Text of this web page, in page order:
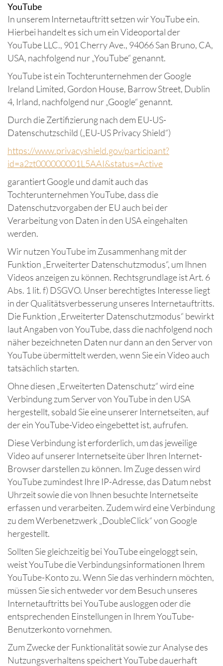
YouTube
In unserem Internetauftritt setzen wir YouTube ein.
Hierbei handelt es sich um ein Videoportal der
YouTube LLC., 901 Cherry Ave., 94066 San Bruno, CA,
USA, nachfolgend nur „YouTube“ genannt.
YouTube ist ein Tochterunternehmen der Google
Ireland Limited, Gordon House, Barrow Street, Dublin
4, Irland, nachfolgend nur „Google“ genannt.
Durch die Zertifizierung nach dem EU-US-
Datenschutzschild („EU-US Privacy Shield“)
https://www.privacyshield.gov/participant?
id=a2zt000000001L5AAI&status=Active
garantiert Google und damit auch das
Tochterunternehmen YouTube, dass die
Datenschutzvorgaben der EU auch bei der
Verarbeitung von Daten in den USA eingehalten
werden.
Wir nutzen YouTube im Zusammenhang mit der
Funktion „Erweiterter Datenschutzmodus“, um Ihnen
Videos anzeigen zu können. Rechtsgrundlage ist Art. 6
Abs. 1 lit. f) DSGVO. Unser berechtigtes Interesse liegt
in der Qualitätsverbesserung unseres Internetauftritts.
Die Funktion „Erweiterter Datenschutzmodus“ bewirkt
laut Angaben von YouTube, dass die nachfolgend noch
näher bezeichneten Daten nur dann an den Server von
YouTube übermittelt werden, wenn Sie ein Video auch
tatsächlich starten.
Ohne diesen „Erweiterten Datenschutz“ wird eine
Verbindung zum Server von YouTube in den USA
hergestellt, sobald Sie eine unserer Internetseiten, auf
der ein YouTube-Video eingebettet ist, aufrufen.
Diese Verbindung ist erforderlich, um das jeweilige
Video auf unserer Internetseite über Ihren Internet-
Browser darstellen zu können. Im Zuge dessen wird
YouTube zumindest Ihre IP-Adresse, das Datum nebst
Uhrzeit sowie die von Ihnen besuchte Internetseite
erfassen und verarbeiten. Zudem wird eine Verbindung
zu dem Werbenetzwerk „DoubleClick“ von Google
hergestellt.
Sollten Sie gleichzeitig bei YouTube eingeloggt sein,
weist YouTube die Verbindungsinformationen Ihrem
YouTube-Konto zu. Wenn Sie das verhindern möchten,
müssen Sie sich entweder vor dem Besuch unseres
Internetauftritts bei YouTube ausloggen oder die
entsprechenden Einstellungen in Ihrem YouTube-
Benutzerkonto vornehmen.
Zum Zwecke der Funktionalität sowie zur Analyse des
Nutzungsverhaltens speichert YouTube dauerhaft